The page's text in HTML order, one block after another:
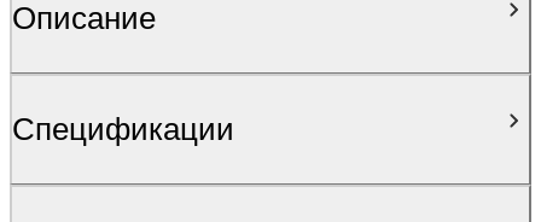
Описание
Спецификации